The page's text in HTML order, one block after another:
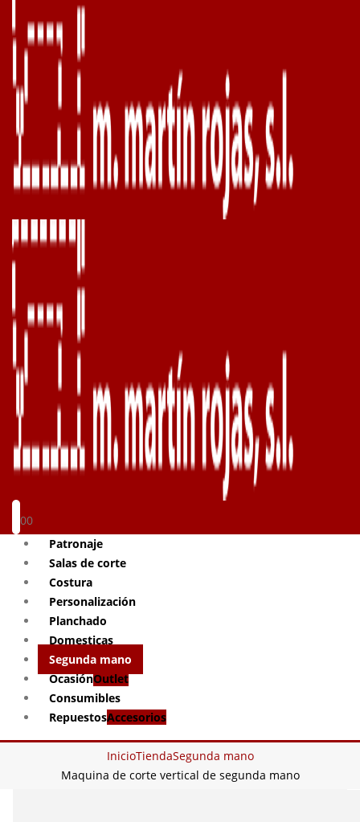
00
Patronaje
Salas de corte
Costura
Personalización
Planchado
Domesticas
Segunda mano
OcasiónOutlet
Consumibles
RepuestosAccesorios
InicioTiendaSegunda mano
Maquina de corte vertical de segunda mano